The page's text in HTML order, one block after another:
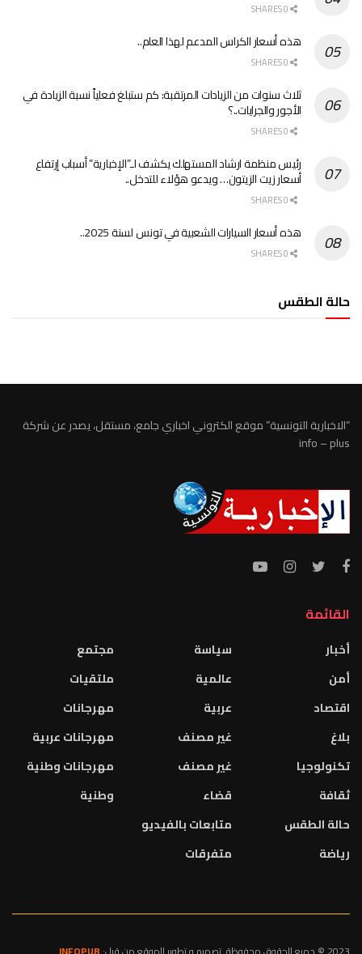
هذه أسعار الكراس المدعم لهذا العام..
ثلاث سنوات من الزيادات المرتقبة: كم ستبلغ فعلياً نسبة الزيادة في
الأجور والجرايات..؟
رئيس منظمة ارشاد المستهلك يكشف لـ”الإخبارية” أسباب إرتفاع
أسعار زيت الزيتون… ويدعو هؤلاء للتدخل..
هذه أسعار السيارات الشعبية في تونس لسنة 2025..
حالة الطقس
“الاخبارية التونسية” موقع الكتروني اخباري جامع، مستقل، يصدر عن شركة
info – plus
القائمة
أخبار
أمن
اقتصاد
بلاغ
تكنولوجيا
ثقافة
حالة الطقس
رياضة
سياسة
عالمية
عربية
غير مصنف
غير مصنف
قضاء
متابعات بالفيديو
متفرقات
مجتمع
ملتقيات
مهرجانات
مهرجانات عربية
مهرجانات وطنية
وطنية